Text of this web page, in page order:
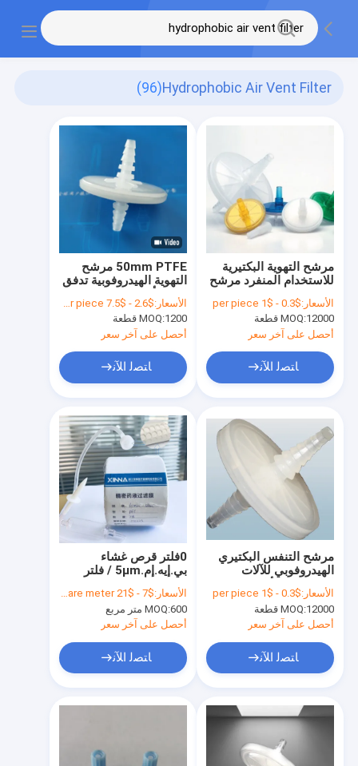
Hydrophobic Air Vent Filter
(96)
50mm PTFE مرشح
التهوية الهيدروفوبية تدفق
الهواء أحادي الاتجاه
لحماية المعدات الطبية أو
المختبرية
الأسعار:$2.6 - $7.5 per piece
MOQ:1200 قطعة
أحصل على آخر سعر
ﺎﺘﺼﻟ ﺍﻶﻧ
مرشح التهوية البكتيرية
للاستخدام المنفرد مرشح
التهوية الهوائي
الهيدروفوبي للأطباء
والمختبر
الأسعار:$0.3 - $1 per piece
MOQ:12000 قطعة
أحصل على آخر سعر
ﺎﺘﺼﻟ ﺍﻶﻧ
0فلتر قرص غشاء
بي.إيه.إم.5μm / فلتر
فتحات الهواء
الهيدروفوبيك للأنابيب
الورقية
الأسعار:$7 - $21 per square meter
MOQ:600 متر مربع
أحصل على آخر سعر
ﺎﺘﺼﻟ ﺍﻶﻧ
مرشح التنفس البكتيري
الهيدروفوبي للآلات
الشفطية والأنابيب
الأسعار:$0.3 - $1 per piece
MOQ:12000 قطعة
أحصل على آخر سعر
ﺎﺘﺼﻟ ﺍﻶﻧ